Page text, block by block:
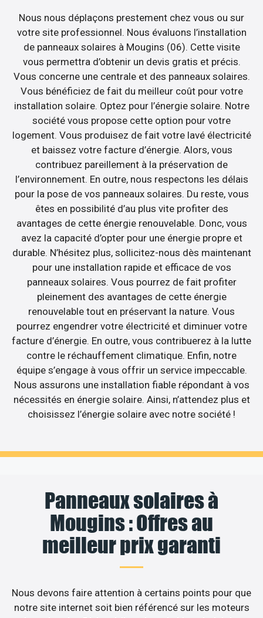
Nous nous déplaçons prestement chez vous ou sur
votre site professionnel. Nous évaluons l’installation
de panneaux solaires à Mougins (06). Cette visite
vous permettra d’obtenir un devis gratis et précis.
Vous concerne une centrale et des panneaux solaires.
Vous bénéficiez de fait du meilleur coût pour votre
installation solaire. Optez pour l’énergie solaire. Notre
société vous propose cette option pour votre
logement. Vous produisez de fait votre lavé électricité
et baissez votre facture d’énergie. Alors, vous
contribuez pareillement à la préservation de
l’environnement. En outre, nous respectons les délais
pour la pose de vos panneaux solaires. Du reste, vous
êtes en possibilité d’au plus vite profiter des
avantages de cette énergie renouvelable. Donc, vous
avez la capacité d’opter pour une énergie propre et
durable. N’hésitez plus, sollicitez-nous dès maintenant
pour une installation rapide et efficace de vos
panneaux solaires. Vous pourrez de fait profiter
pleinement des avantages de cette énergie
renouvelable tout en préservant la nature. Vous
pourrez engendrer votre électricité et diminuer votre
facture d’énergie. En outre, vous contribuerez à la lutte
contre le réchauffement climatique. Enfin, notre
équipe s’engage à vous offrir un service impeccable.
Nous assurons une installation fiable répondant à vos
nécessités en énergie solaire. Ainsi, n’attendez plus et
choisissez l’énergie solaire avec notre société !
Panneaux solaires à
Mougins : Offres au
meilleur prix garanti
Nous devons faire attention à certains points pour que
notre site internet soit bien référencé sur les moteurs